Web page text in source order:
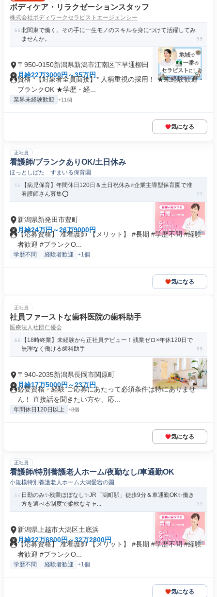
ボディケア・リラクゼーションスタッフ
株式会社ボディワークセラピストエージェンシー
北関東で働く。その手に一生モノのスキルを身につけて活躍してみ
ませんか。
〒950-0150新潟県新潟市江南区下早通柳田
月給22万3000円～35万円
資格 *【対象者全員面接】* 人柄重視の採用！ ★未経験歓迎・
ブランクOK ★学歴・経...
業界未経験歓迎 +11個
気になる
正社員
看護師/ブランクありOK/土日休み
ほっとしばた すまいる保育園
【病児保育】年間休日120日＆土日祝休み⭐企業主導型保育園で准
看護師さん募集⭕
新潟県新発田市豊町
月給24万円～26万9000円
【応募資格】 准看護師 【メリット】 #長期 #学歴不問 #経験
者歓迎 #ブランクO...
学歴不問 経験者歓迎 +1個
気になる
正社員
社員ファーストな歯科医院の歯科助手
医療法人社団仁優会
【18時終業】未経験から正社員デビュー！残業ゼロ×年休120日で
無理なく働ける歯科助手
〒940-2035新潟県長岡市関原町
月給17万5000円～23万円
必要資格・経験 ご応募にあたって必須条件は特にありませ
ん！ 直接話を聞きたい方や、応...
年間休日120日以上 +8個
気になる
正社員
看護師/特別養護老人ホーム/夜勤なし/車通勤OK
小規模特別養護老人ホーム大潟愛宕の園
日勤のみ✨残業ほぼなし✨JR「潟町駅」徒歩9分＆車通勤OK✨働き
方を選べる制度で柔軟なキャ...
新潟県上越市大潟区土底浜
月給22万6800円～32万2800円
【応募資格】 准看護師 【メリット】 #長期 #学歴不問 #経験
者歓迎 #ブランクO...
学歴不問 経験者歓迎 +1個
気になる